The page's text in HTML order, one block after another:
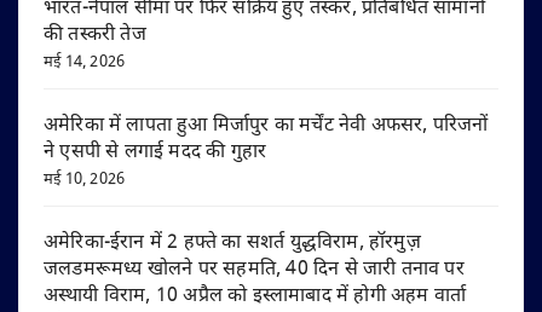
भारत-नेपाल सीमा पर फिर सक्रिय हुए तस्कर, प्रतिबंधित सामानों
की तस्करी तेज
मई 14, 2026
अमेरिका में लापता हुआ मिर्जापुर का मर्चेंट नेवी अफसर, परिजनों
ने एसपी से लगाई मदद की गुहार
मई 10, 2026
अमेरिका-ईरान में 2 हफ्ते का सशर्त युद्धविराम, हॉरमुज़
जलडमरूमध्य खोलने पर सहमति, 40 दिन से जारी तनाव पर
अस्थायी विराम, 10 अप्रैल को इस्लामाबाद में होगी अहम वार्ता